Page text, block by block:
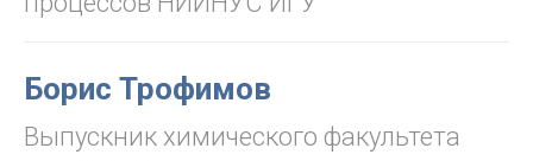
Борис Трофимов
Выпускник химического факультета